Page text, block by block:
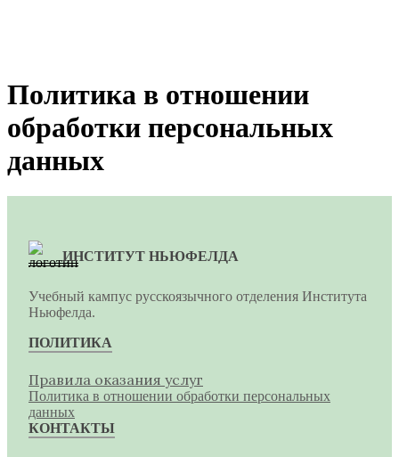
Политика в отношении
обработки персональных
данных
ИНСТИТУТ НЬЮФЕЛДА
Учебный кампус русскоязычного отделения Института
Ньюфелда.
ПОЛИТИКА
Правила оказания услуг
Политика в отношении обработки персональных
данных
КОНТАКТЫ